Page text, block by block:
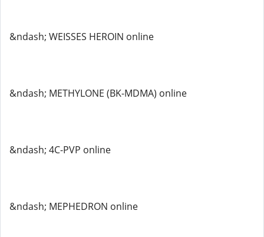
&ndash; WEISSES HEROIN online
&ndash; METHYLONE (BK-MDMA) online
&ndash; 4C-PVP online
&ndash; MEPHEDRON online